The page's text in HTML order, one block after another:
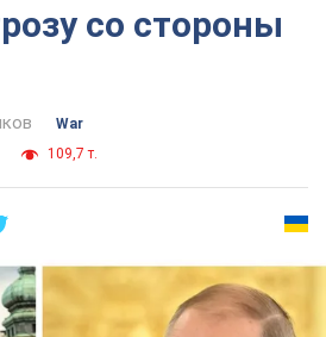
со стороны
War
109,7 т.